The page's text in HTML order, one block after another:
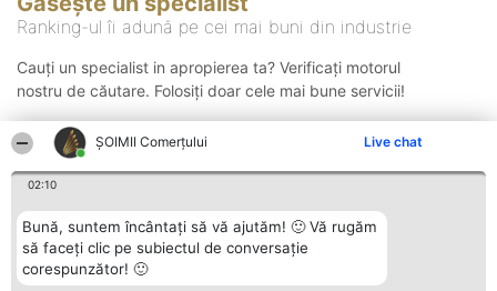
ȘOIMII Comerțului Live chat
02:10
Bună, suntem încântați să vă ajutăm! 🙂 Vă rugăm
să faceți clic pe subiectul de conversație
corespunzător! 🙂
Ranking-ul îi adună pe cei mai buni din industrie
Cauți un specialist in apropierea ta? Verificați motorul
nostru de căutare. Folosiți doar cele mai bune servicii!